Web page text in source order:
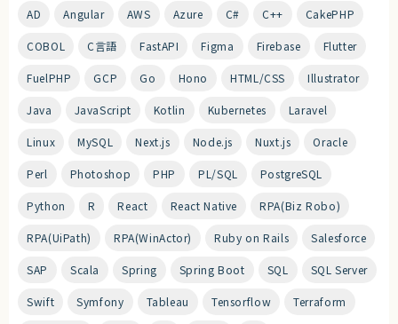
AD Angular AWS Azure C# C++ CakePHP
COBOL C言語 FastAPI Figma Firebase Flutter
FuelPHP GCP Go Hono HTML/CSS Illustrator
Java JavaScript Kotlin Kubernetes Laravel
Linux MySQL Next.js Node.js Nuxt.js Oracle
Perl Photoshop PHP PL/SQL PostgreSQL
Python R React React Native RPA(Biz Robo)
RPA(UiPath) RPA(WinActor) Ruby on Rails Salesforce
SAP Scala Spring Spring Boot SQL SQL Server
Swift Symfony Tableau Tensorflow Terraform